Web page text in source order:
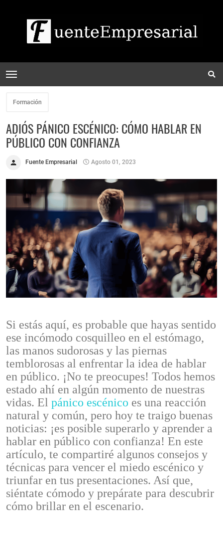
Formación
ADIÓS PÁNICO ESCÉNICO: CÓMO HABLAR EN
PÚBLICO CON CONFIANZA
Fuente Empresarial Agosto 01, 2023
Si estás aquí, es probable que hayas sentido
ese incómodo cosquilleo en el estómago,
las manos sudorosas y las piernas
temblorosas al enfrentar la idea de hablar
en público. ¡No te preocupes! Todos hemos
estado ahí en algún momento de nuestras
vidas. El pánico escénico es una reacción
natural y común, pero hoy te traigo buenas
noticias: ¡es posible superarlo y aprender a
hablar en público con confianza! En este
artículo, te compartiré algunos consejos y
técnicas para vencer el miedo escénico y
triunfar en tus presentaciones. Así que,
siéntate cómodo y prepárate para descubrir
cómo brillar en el escenario.